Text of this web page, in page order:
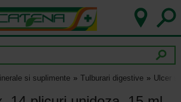
si suplimente Tulburari digestive Ulcer